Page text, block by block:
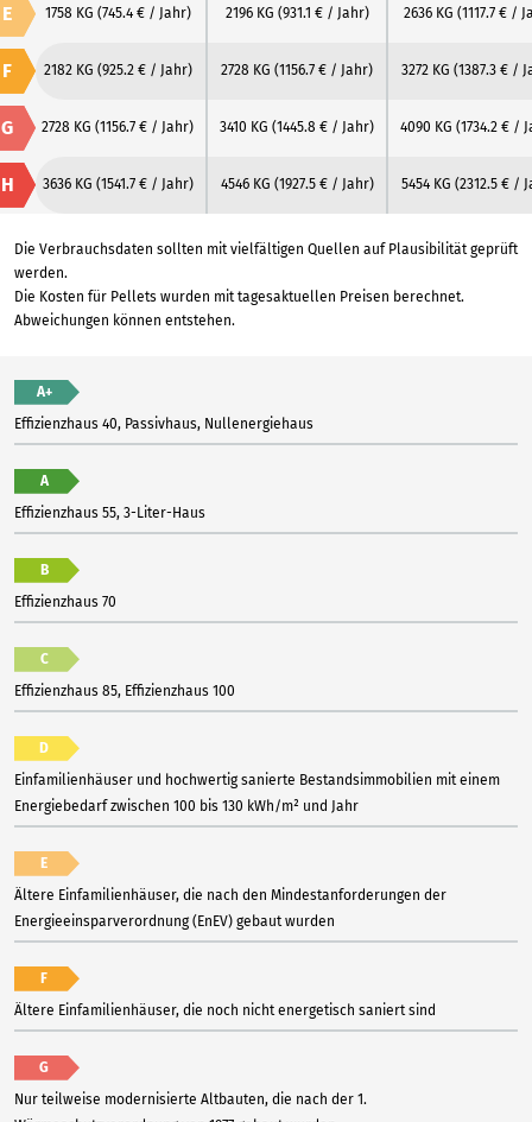
E 1758 KG (745.4 € / Jahr) 2196 KG (931.1 € / Jahr) 2636 KG (1117.7 € /
F 2182 KG (925.2 € / Jahr) 2728 KG (1156.7 € / Jahr) 3272 KG (1387.3 € /
G 2728 KG (1156.7 € / Jahr) 3410 KG (1445.8 € / Jahr) 4090 KG (1734.2 € /
H 3636 KG (1541.7 € / Jahr) 4546 KG (1927.5 € / Jahr) 5454 KG (2312.5 € /
Die Verbrauchsdaten sollten mit vielfältigen Quellen auf Plausibilität geprüft
werden.
Die Kosten für Pellets wurden mit tagesaktuellen Preisen berechnet.
Abweichungen können entstehen.
A+
Effizienzhaus 40, Passivhaus, Nullenergiehaus
A
Effizienzhaus 55, 3-Liter-Haus
B
Effizienzhaus 70
C
Effizienzhaus 85, Effizienzhaus 100
D
Einfamilienhäuser und hochwertig sanierte Bestandsimmobilien mit einem
Energiebedarf zwischen 100 bis 130 kWh/m² und Jahr
E
Ältere Einfamilienhäuser, die nach den Mindestanforderungen der
Energieeinsparverordnung (EnEV) gebaut wurden
F
Ältere Einfamilienhäuser, die noch nicht energetisch saniert sind
G
Nur teilweise modernisierte Altbauten, die nach der 1.